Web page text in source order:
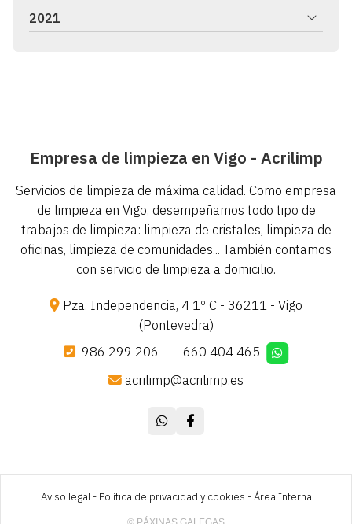
2021
Empresa de limpieza en Vigo - Acrilimp
Servicios de limpieza de máxima calidad. Como empresa
de limpieza en Vigo, desempeñamos todo tipo de
trabajos de limpieza: limpieza de cristales, limpieza de
oficinas, limpieza de comunidades... También contamos
con servicio de limpieza a domicilio.
Pza. Independencia, 4 1º C - 36211 - Vigo
(Pontevedra)
986 299 206
-
660 404 465
acrilimp@acrilimp.es
Aviso legal- Política de privacidad y cookies -Área Interna